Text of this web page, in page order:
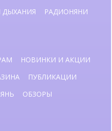
РАДИОНЯНИ
НОВИНКИ И АКЦИИ
ПУБЛИКАЦИИ
ОБЗОРЫ